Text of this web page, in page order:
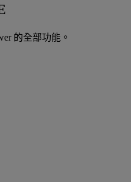
的全部功能。